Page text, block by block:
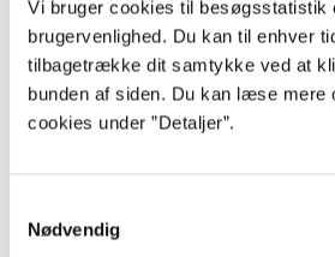
Vi bruger cookies til besøgsstatistik
brugervenlighed. Du kan til enhver
tilbagetrække dit samtykke ved at
bunden af siden. Du kan læse mere
cookies under ”Detaljer”.
Nødvendig
Fumpy facts
Gå til serien